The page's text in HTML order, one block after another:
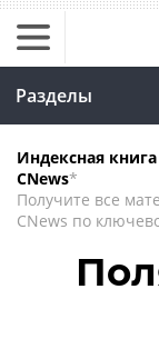
Разделы
Индексная
CNews*
Получите все
CNews по